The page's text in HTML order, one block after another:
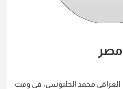
محمد الحلبوسي، في وقت